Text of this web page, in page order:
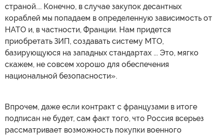
страной.... Конечно, в случае закупок десантных
кораблей мы попадаем в определенную зависимость от
НАТО и, в частности, Франции. Нам придется
приобретать ЗИП, создавать систему МТО,
базирующуюся на западных стандартах ... Это, мягко
скажем, не совсем хорошо для обеспечения
национальной безопасности».
Впрочем, даже если контракт с французами в итоге
подписан не будет, сам факт того, что Россия всерьез
рассматривает возможность покупки военного